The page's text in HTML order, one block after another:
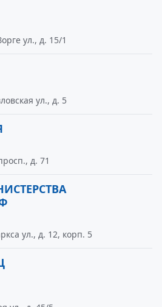
ул., д. 15/1
ул., д. 5
д. 71
ул., д. 12, корп. 5